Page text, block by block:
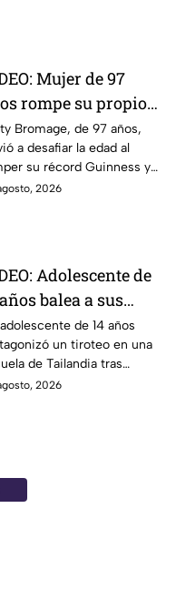
Mujer de 97
rompe su propio
Guinness al
sobre ala de
en vuelo;
de sufrir un
Bromage, de 97 años,
a desafiar la edad al
su récord Guinness y
fondos para un
2026
Adolescente de
balea a sus
y luego tirotea
dejando
muertos y 15
de 14 años
un tiroteo en una
de Tailandia tras
atacar primero
2026